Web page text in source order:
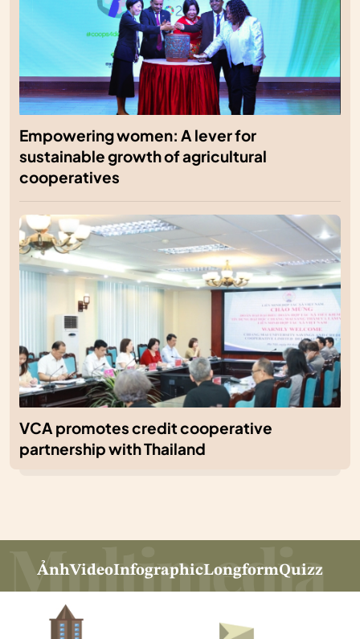
Empowering women: A lever for
sustainable growth of agricultural
cooperatives
VCA promotes credit cooperative
partnership with Thailand
ẢnhVideoInfographicLongformQuizz